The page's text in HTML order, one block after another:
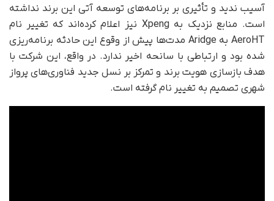
آسیب ندید و تأثیری بر برنامه‌های توسعه‌ آتی این برند نداشته
است. منابع نزدیک به Xpeng نیز اعلام کرده‌اند که تغییر نام
AeroHT به Aridge مدت‌ها پیش از وقوع این حادثه برنامه‌ریزی
شده بود و ارتباطی با سانحه‌ اخیر ندارد. در واقع، این شرکت با
هدف بازسازی هویت برند و تمرکز بر نسل جدید فناوری‌های پرواز
شهری تصمیم به تغییر نام گرفته است.